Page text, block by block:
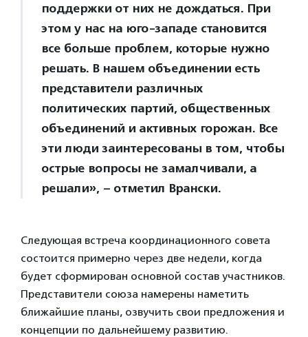
поддержки от них не дождаться. При
этом у нас на юго-западе становится
все больше проблем, которые нужно
решать. В нашем объединении есть
представители различных
политических партий, общественных
объединений и активных горожан. Все
эти люди заинтересованы в том, чтобы
острые вопросы не замалчивали, а
решали», – отметил Врански.
Следующая встреча координационного совета
состоится примерно через две недели, когда
будет сформирован основной состав участников.
Представители союза намерены наметить
ближайшие планы, озвучить свои предложения и
концепции по дальнейшему развитию.